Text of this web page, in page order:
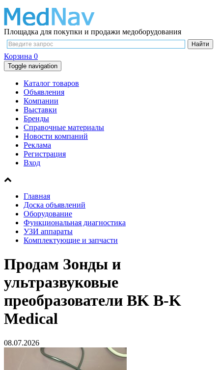
Площадка для покупки и продажи медоборудования
Корзина 0
Toggle navigation
Каталог товаров
Объявления
Компании
Выставки
Бренды
Справочные материалы
Новости компаний
Реклама
Регистрация
Вход
Главная
Доска объявлений
Оборудование
Функциональная диагностика
УЗИ аппараты
Комплектующие и запчасти
Продам Зонды и
ультразвуковые
преобразователи BK B-K
Medical
08.07.2026